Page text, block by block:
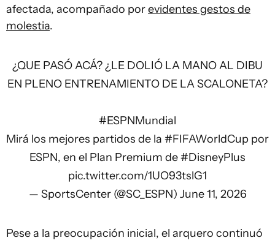
afectada, acompañado porevidentes gestos de
molestia.
¿QUE PASÓ ACÁ? ¿LE DOLIÓ LA MANO AL DIBU
EN PLENO ENTRENAMIENTO DE LA SCALONETA?
#ESPNMundial
Mirá los mejores partidos de la #FIFAWorldCup por
ESPN, en el Plan Premium de#DisneyPlus
pic.twitter.com/1UO93tslG1
— SportsCenter (@SC_ESPN) June 11, 2026
Pese a la preocupación inicial, el arquero continuó